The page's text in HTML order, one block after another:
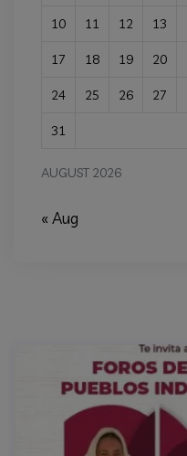
AUGUST 2026
10 11 12 13
17 18 19 20
24 25 26 27
31
« Aug